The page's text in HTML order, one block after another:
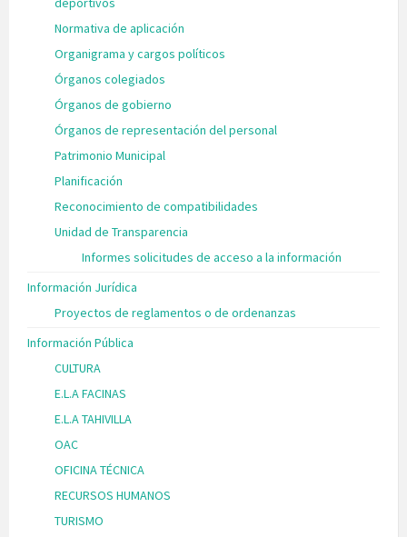
Normativa de aplicación
Organigrama y cargos políticos
Órganos colegiados
Órganos de gobierno
Órganos de representación del personal
Patrimonio Municipal
Planificación
Reconocimiento de compatibilidades
Unidad de Transparencia
Informes solicitudes de acceso a la información
Información Jurídica
Proyectos de reglamentos o de ordenanzas
Información Pública
CULTURA
E.L.A FACINAS
E.L.A TAHIVILLA
OAC
OFICINA TÉCNICA
RECURSOS HUMANOS
TURISMO